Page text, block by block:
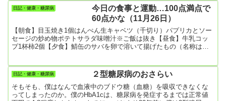
でも、子供は大学に通っていて教育費はかかるし、ドラマみたいに
「やってられねえ」って、辞めることもできなかった。出来なかっ
たというか、辞表を書くことなんて思いつきもしなかったというの
が本当の所。また、...
日記・健康・糖尿病
今日の食事と運動…100点満点で
60点かな（11月26日）
【朝食】目玉焼き1個はんぺん生キャベツ（千切り）パプリカとソー
セージの炒め物ポテトサラダ味噌汁※ご飯は抜き【昼食】牛乳コッ
プ1杯柿2個【夕食】鯖缶のサバを卵で溶いて揚げたもの（名称は不
日記・健康・糖尿病 ２型糖尿病のおさらい
そもそも、僕はなんで血液中のブドウ糖（血糖）を吸収できなくな
ってしまったのか。僕のHbA1cは、糖尿病を発症するまでは正常値